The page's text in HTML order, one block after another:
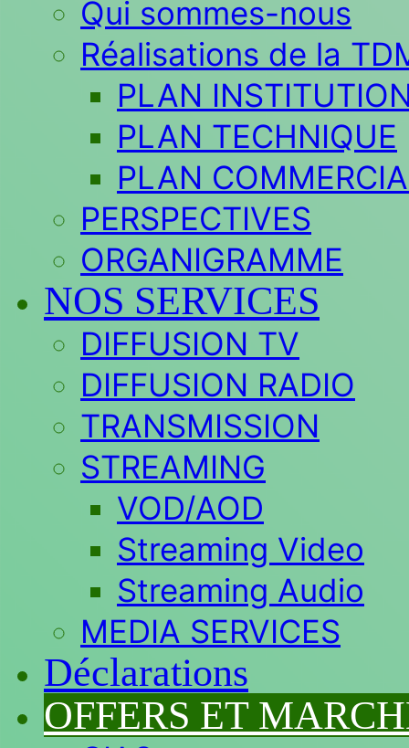
Qui sommes-nous
Réalisations de la
PLAN
PLAN TECHNIQUE
PLAN
PERSPECTIVES
ORGANIGRAMME
NOS SERVICES
DIFFUSION TV
DIFFUSION RADIO
TRANSMISSION
STREAMING
VOD/AOD
Streaming Video
Streaming Audio
MEDIA SERVICES
Déclarations
OFFERS ET